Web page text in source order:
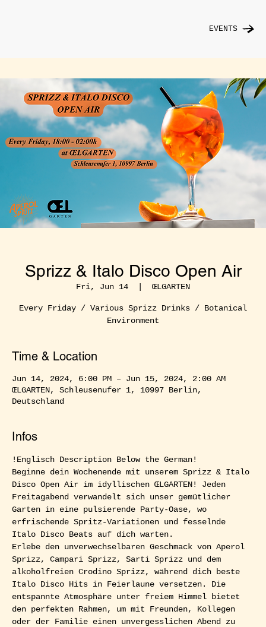
EVENTS
Sprizz & Italo Disco Open Air
Fri, Jun 14
  |
ŒLGARTEN
Every Friday / Various Sprizz Drinks / Botanical
Environment
Time & Location
Jun 14, 2024, 6:00 PM – Jun 15, 2024, 2:00 AM
ŒLGARTEN, Schleusenufer 1, 10997 Berlin,
Deutschland
Infos
!Englisch Description Below the German!
Beginne dein Wochenende mit unserem Sprizz & Italo
Disco Open Air im idyllischen ŒLGARTEN! Jeden
Freitagabend verwandelt sich unser gemütlicher
Garten in eine pulsierende Party-Oase, wo
erfrischende Spritz-Variationen und fesselnde
Italo Disco Beats auf dich warten.
Erlebe den unverwechselbaren Geschmack von Aperol
Sprizz, Campari Sprizz, Sarti Sprizz und dem
alkoholfreien Crodino Sprizz, während dich beste
Italo Disco Hits in Feierlaune versetzen. Die
entspannte Atmosphäre unter freiem Himmel bietet
den perfekten Rahmen, um mit Freunden, Kollegen
oder der Familie einen unvergesslichen Abend zu